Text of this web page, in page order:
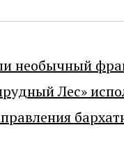
необычный
Лес»